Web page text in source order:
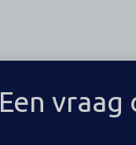
Een